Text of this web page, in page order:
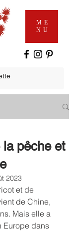
ME
NU
la pêche et
2023
et de
de Chine,
Mais elle a
Europe dans